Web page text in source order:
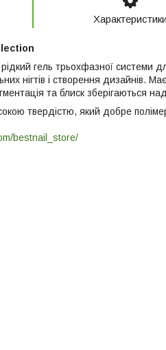
Характеристики
гель трьохфазної системи
нігтів і створення дизайнів.
та блиск зберігаються
твердістю, який добре
bestnail_store/